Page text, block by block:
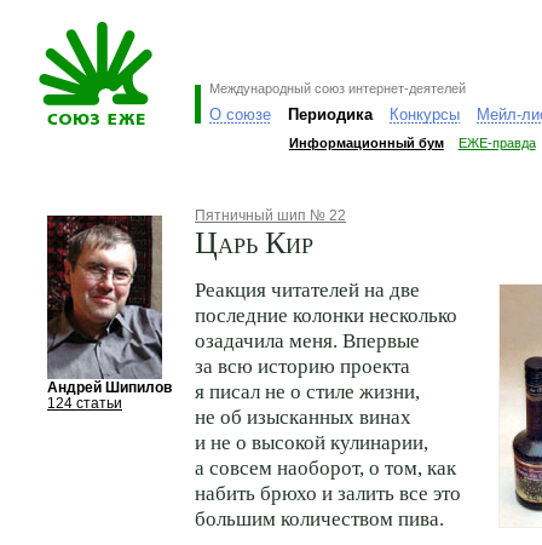
Международный союз интернет-деятелей
О союзе Периодика Конкурсы Мейл-
Информационный бум ЕЖЕ-правда
Андрей Шипилов
124 статьи
Пятничный шип № 22
Царь Кир
Реакция читателей на две
последние колонки несколько
озадачила меня. Впервые
за всю историю проекта
я писал не о стиле жизни,
не об изысканных винах
и не о высокой кулинарии,
а совсем наоборот, о том, как
набить брюхо и залить все это
большим количеством пива.